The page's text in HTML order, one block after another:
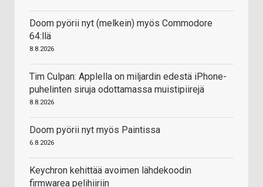
Doom pyörii nyt (melkein) myös Commodore
64:llä
8.8.2026
Tim Culpan: Applella on miljardin edestä iPhone-
puhelinten siruja odottamassa muistipiirejä
8.8.2026
Doom pyörii nyt myös Paintissa
6.8.2026
Keychron kehittää avoimen lähdekoodin
firmwarea pelihiiriin